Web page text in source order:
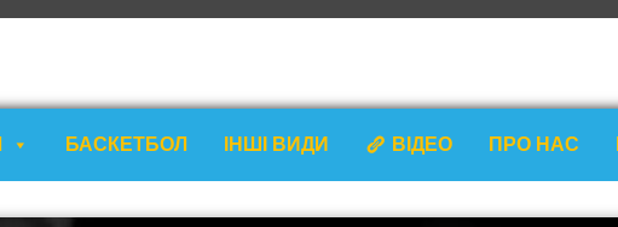
БАСКЕТБОЛ ІНШІ ВИДИ ВІДЕО ПРО НАС